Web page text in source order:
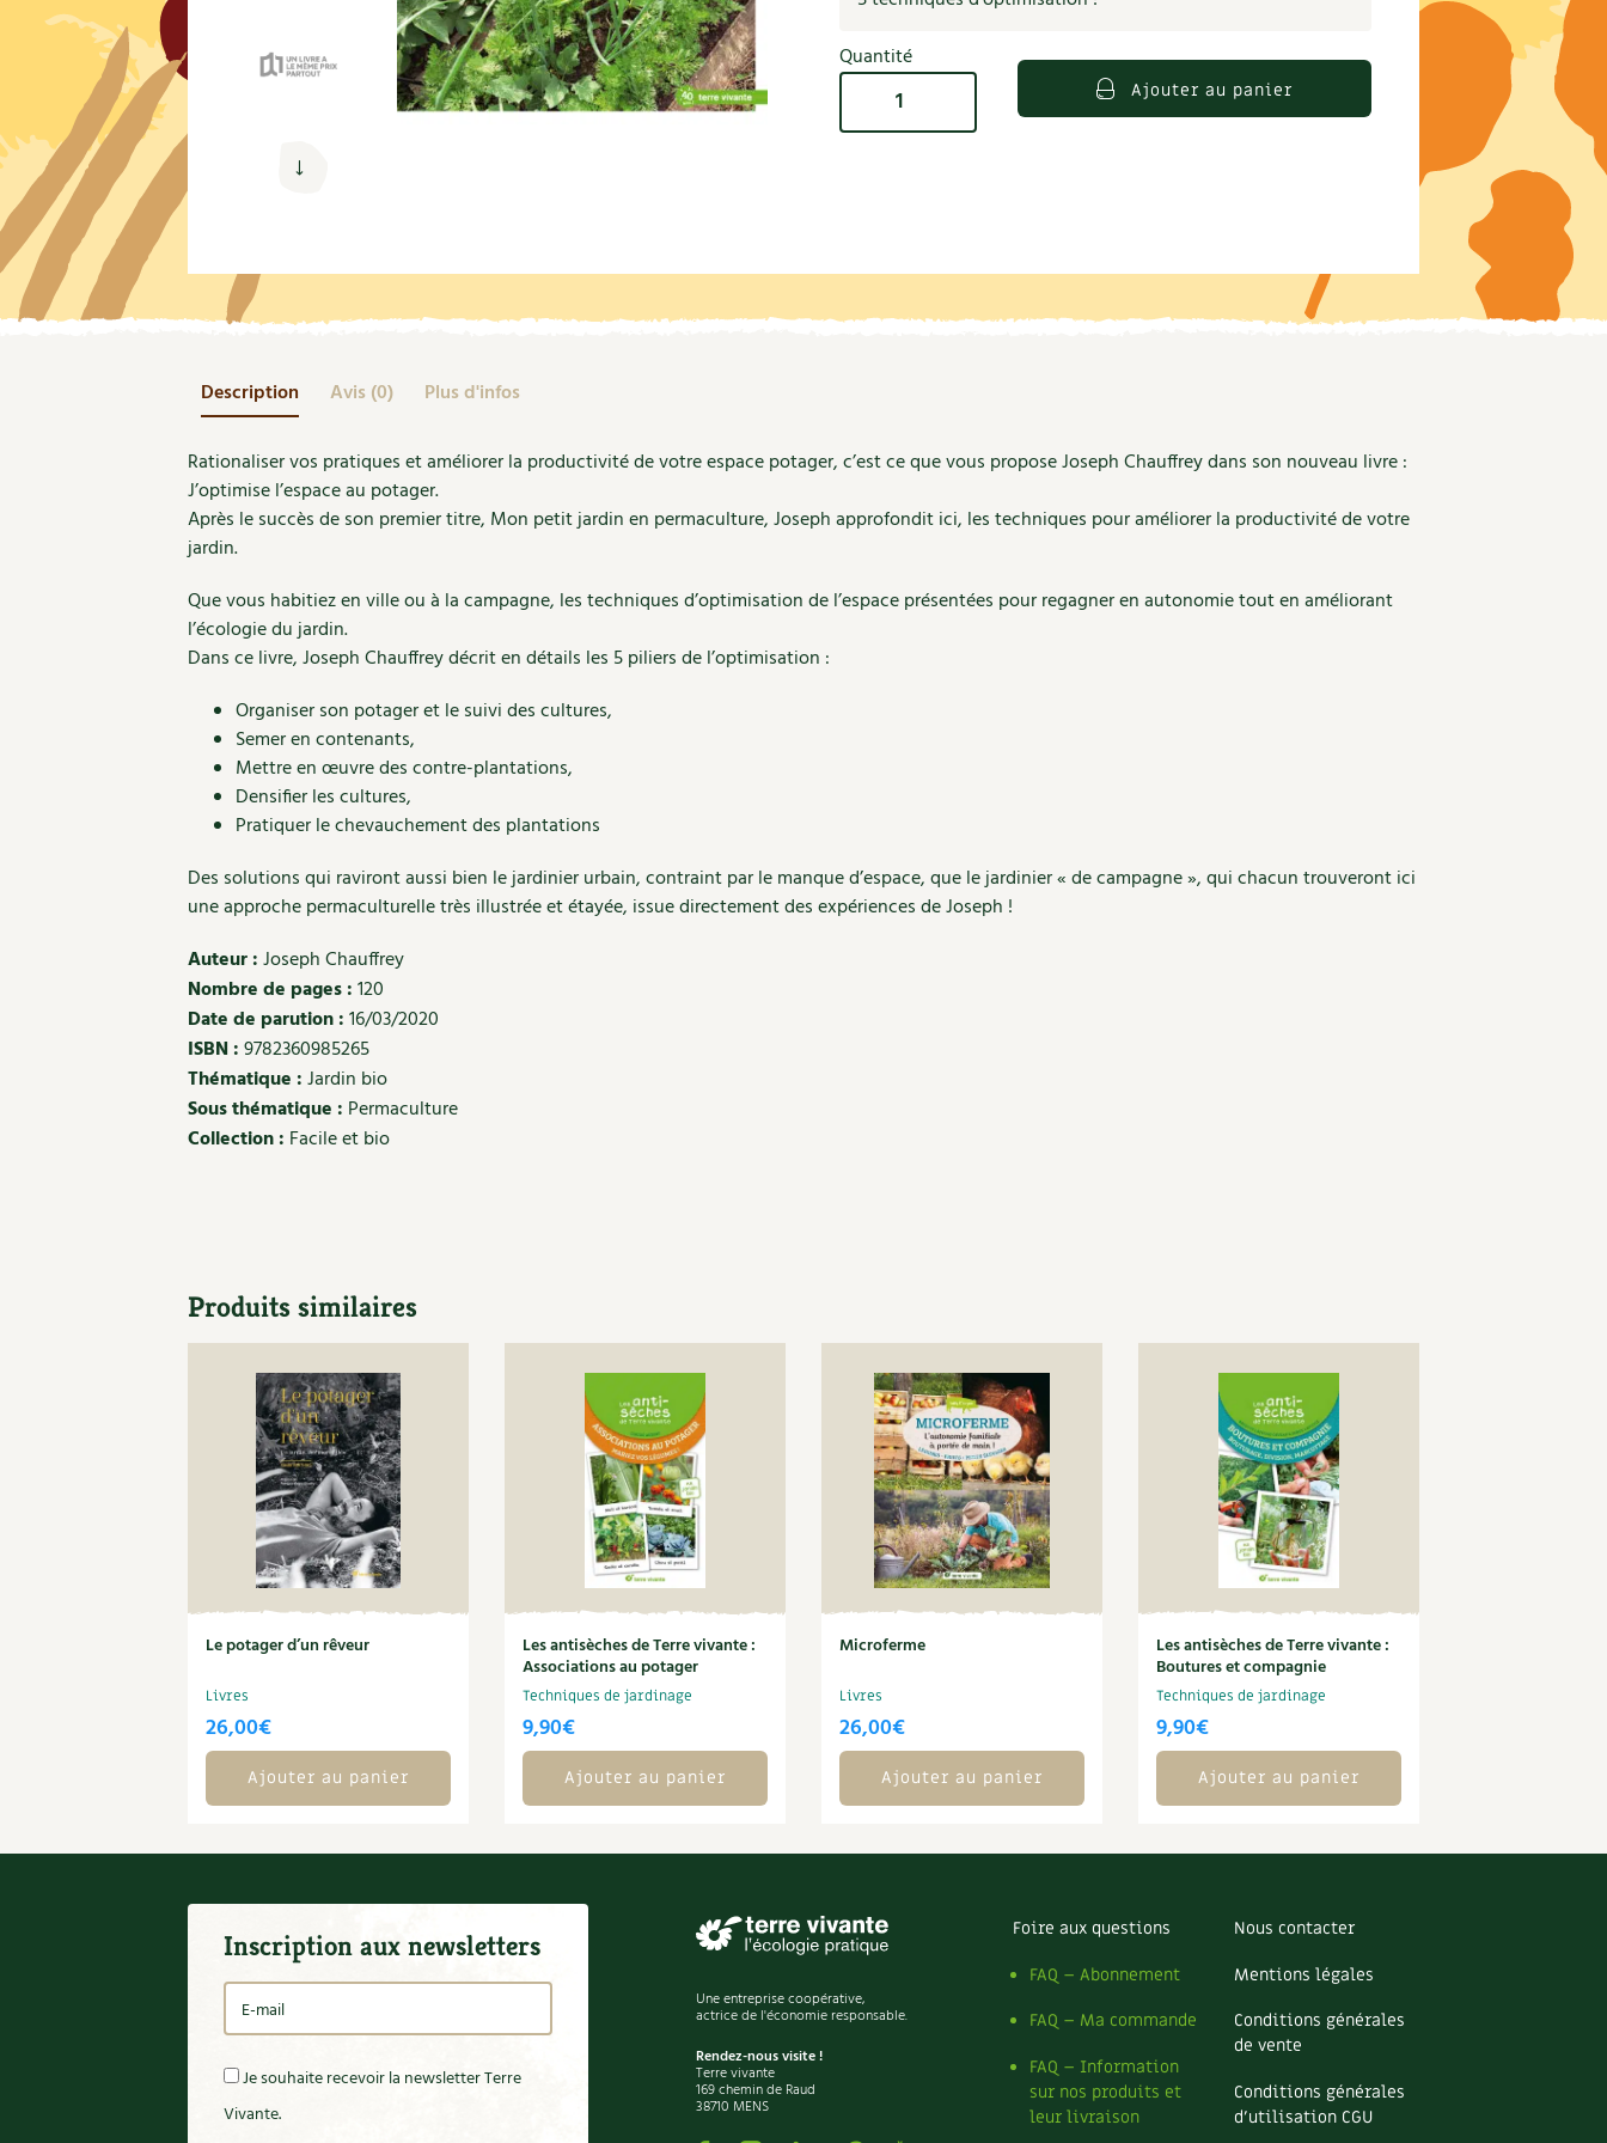
Autonomie, bricolage
Société, engagement Feuilleter le catalogue
Ornement et aménagement du jardin
Conception et gros oeuvre
Matériaux écologiques
Énergie
Enfants
Secrets d’abonné
Tous au jardin ! avec Pascal
Nouvelles sur le jardin et l’écologie
Prenez-en de la graine !
Quantité
quantité
J'optimise
Ajouter au panier
Description Avis (0) Plus d'infos
Rationaliser vos pratiques et améliorer la productivité de votre espace potager, c’est ce que vous propose Joseph Chauffrey dans son nouveau livre :
J’optimise l’espace au potager.
Après le succès de son premier titre, Mon petit jardin en permaculture, Joseph approfondit ici, les techniques pour améliorer la productivité de votre
jardin.
Que vous habitiez en ville ou à la campagne, les techniques d’optimisation de l’espace présentées pour regagner en autonomie tout en améliorant
l’écologie du jardin.
Dans ce livre, Joseph Chauffrey décrit en détails les 5 piliers de l’optimisation :
Organiser son potager et le suivi des cultures,
Semer en contenants,
Mettre en œuvre des contre-plantations,
Densifier les cultures,
Pratiquer le chevauchement des plantations
Des solutions qui raviront aussi bien le jardinier urbain, contraint par le manque d’espace, que le jardinier « de campagne », qui chacun trouveront ici
une approche permaculturelle très illustrée et étayée, issue directement des expériences de Joseph !
Auteur :Joseph Chauffrey
Nombre de pages :120
Date de parution :16/03/2020
ISBN :9782360985265
Thématique :Jardin bio
Sous thématique : Permaculture
Collection : Facile et bio
Produits similaires
Le potager d’un rêveur
Livres
26,00€
Ajouter au panier
Les antisèches de Terre vivante :
Associations au potager
Techniques de jardinage
9,90€
Ajouter au panier
Microferme
Livres
26,00€
Ajouter au panier
Les antisèches de Terre vivante :
Boutures et compagnie
Techniques de jardinage
9,90€
Ajouter au panier
Inscription aux newsletters
Je souhaite recevoir la newsletter Terre
Vivante.
Une entreprise coopérative,
actrice de l'économie responsable.
Rendez-nous visite !
Terre vivante
169 chemin de Raud
38710 MENS
Foire aux questions
FAQ – Abonnement
FAQ – Ma commande
FAQ – Information
sur nos produits et
leur livraison
Nous contacter
Mentions légales
Conditions générales
de vente
Conditions générales
d’utilisation CGU